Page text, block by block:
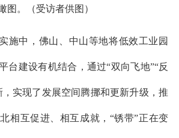
图。（受访者供图）
施中，佛山、中山等地将低效工业园
台建设有机结合，通过“双向飞地”“反
，实现了发展空间腾挪和更新升级，推
相互促进、相互成就，“锈带”正在变